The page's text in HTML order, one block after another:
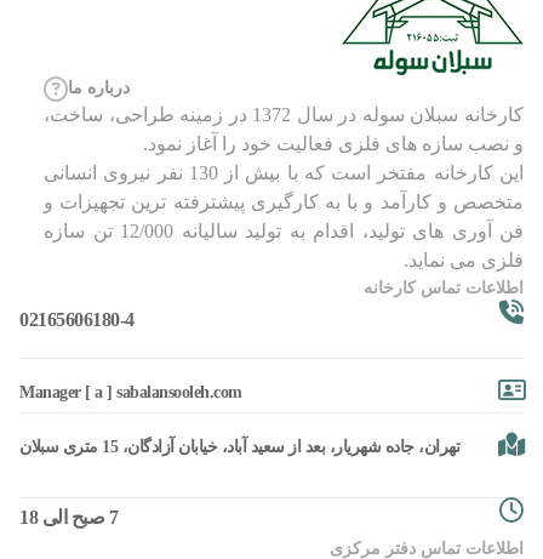
درباره ما
کارخانه سبلان سوله در سال 1372 در زمینه طراحی، ساخت،
و نصب سازه های فلزی فعالیت خود را آغاز نمود.
این کارخانه مفتخر است که با بیش از 130 نفر نیروی انسانی
متخصص و کارآمد و با به کارگیری پیشترفته ترین تجهیزات و
فن آوری های تولید، اقدام به تولید سالیانه 12/000 تن سازه
فلزی می نماید.
اطلاعات تماس کارخانه
02165606180-4
Manager [ a ] sabalansooleh.com
تهران، جاده شهریار، بعد از سعید آباد، خیابان آزادگان، 15 متری سبلان
7 صبح الی 18
اطلاعات تماس دفتر مرکزی